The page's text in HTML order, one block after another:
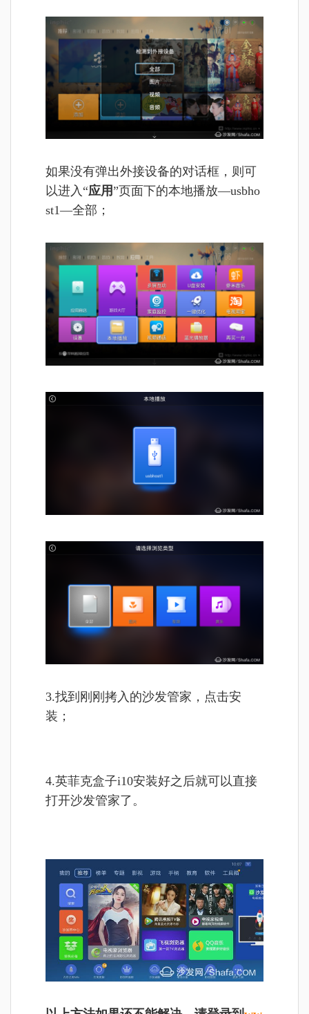
如果没有弹出外接设备的对话框，则可
以进入“应用”页面下的本地播放—usbho
st1—全部；
3.找到刚刚拷入的沙发管家，点击安
装；
4.英菲克盒子i10安装好之后就可以直接
打开沙发管家了。